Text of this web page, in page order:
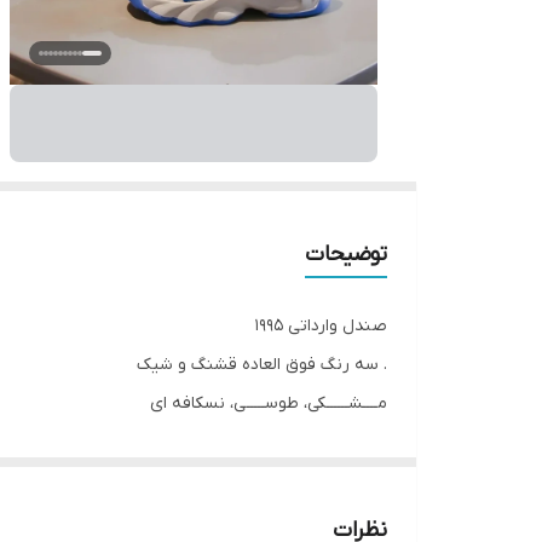
توضیحات
صندل وارداتی 1995
. سه رنگ فوق العاده قشنگ و شیک
مــــشــــــکی، طوســـــی، نسکافه ای
گارد محافظ برای محافظت از نوک پا
نظرات